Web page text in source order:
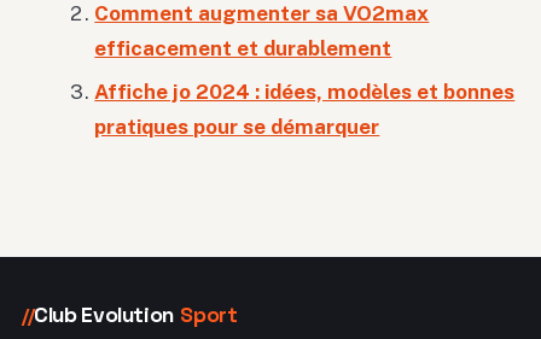
Comment augmenter sa VO2max
efficacement et durablement
Affiche jo 2024 : idées, modèles et bonnes
pratiques pour se démarquer
//Club Evolution Sport